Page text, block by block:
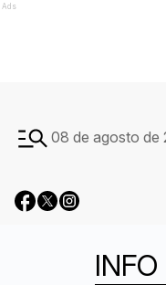
Ads
08 de agosto de